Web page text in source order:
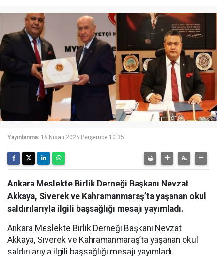
Yayınlanma: 16 Nisan 2026 Perşembe 10:35
Ankara Meslekte Birlik Derneği Başkanı Nevzat
Akkaya, Siverek ve Kahramanmaraş’ta yaşanan okul
saldırılarıyla ilgili başsağlığı mesajı yayımladı.
Ankara Meslekte Birlik Derneği Başkanı Nevzat
Akkaya, Siverek ve Kahramanmaraş’ta yaşanan okul
saldırılarıyla ilgili başsağlığı mesajı yayımladı.